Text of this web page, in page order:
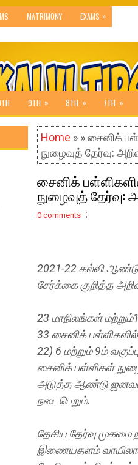
MATRIMONY EXAMS »
9TH » 8TH » 7TH »
Home » » சைனிக்
நுழைவுத் தேர்வு:
சைனிக்
நுழைவுத் தேர்வு:
0 comments
2021-22 கல்வி
சேர்க்கை குறித்த
23 மாநிலங்கள்‌
33 சைனிக்
22) 6 மற்றும் 9ம்
சைனிக் பள்ளிகள்
அடுத்த ஆண்டு ஜனவரி
நடைபெறும்.
தேசிய தேர்வு
இணையதளம்